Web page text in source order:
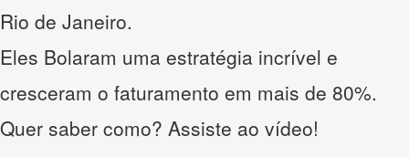
Rio de Janeiro.
Eles Bolaram uma estratégia incrível e
cresceram o faturamento em mais de 80%.
Quer saber como? Assiste ao vídeo!